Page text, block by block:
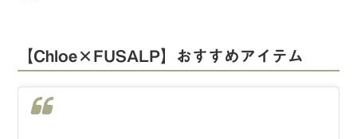
【Chloe×FUSALP】おすすめアイテム